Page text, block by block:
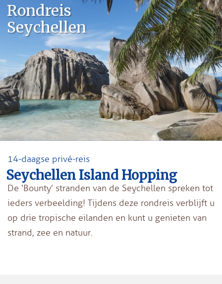
Rondreis
Seychellen
14-daagse privé-reis
Seychellen Island Hopping
De ‘Bounty’ stranden van de Seychellen spreken tot
ieders verbeelding! Tijdens deze rondreis verblijft u
op drie tropische eilanden en kunt u genieten van
strand, zee en natuur.